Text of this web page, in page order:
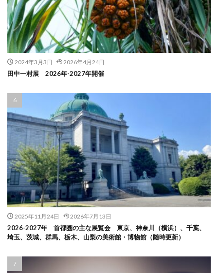
2024年3月3日 2026年4月24日
田中一村展 2026年-2027年開催
2025年11月24日 2026年7月13日
2026-2027年 首都圏の主な展覧会 東京、神奈川（横浜）、千葉、
埼玉、茨城、群馬、栃木、山梨の美術館・博物館（随時更新）